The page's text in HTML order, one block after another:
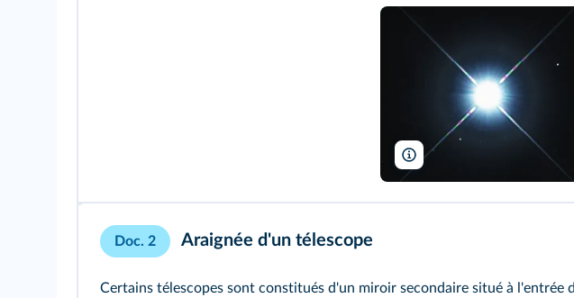
Tragoolchitr Jittasaiyapan/
Doc. 2 Araignée d'un télescope
Certains télescopes sont constitués d'un miroir secondaire situé à l'entrée